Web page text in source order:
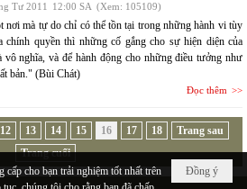
Tư 2011 12:00 SA (Xem: 105109)
nơi mà tự do chỉ có thể tồn tại trong những hành vi tùy
chính quyền thì những cố gắng cho sự hiện diện của
nghĩa, và để hành động cho những điều tưởng như
bản." (Bùi Chát)
Đọc thêm
12 13 14 15 16 17 18
Trang sau
Trang cuối
Đồng ý
cho bạn trải nghiệm tốt nhất trên